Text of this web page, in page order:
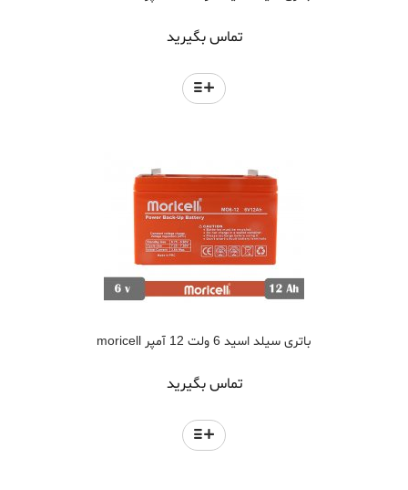
تماس بگیرید
باتری سیلد اسید 6 ولت 12 آمپر moricell
تماس بگیرید